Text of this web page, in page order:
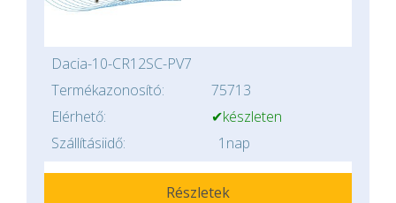
Dacia-10-CR12SC-PV7
Termékazonosító:
75713
Elérhető:
✔készleten
Szállításiidő:
1nap
Részletek